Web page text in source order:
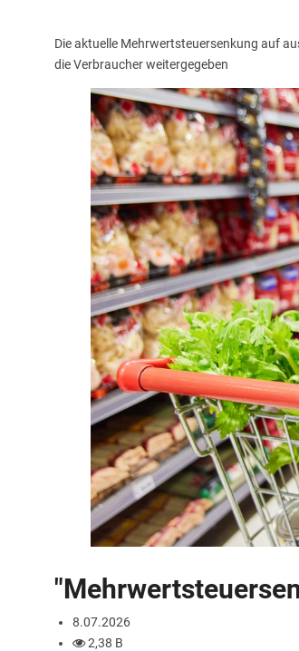
Die aktuelle Mehrwertsteuersenkung auf
die Verbraucher weitergegeben
8.07.2026
2,38 B